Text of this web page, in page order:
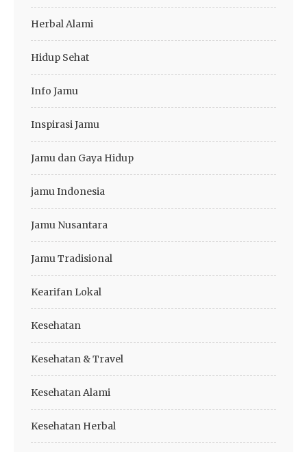
Herbal Alami
Hidup Sehat
Info Jamu
Inspirasi Jamu
Jamu dan Gaya Hidup
jamu Indonesia
Jamu Nusantara
Jamu Tradisional
Kearifan Lokal
Kesehatan
Kesehatan & Travel
Kesehatan Alami
Kesehatan Herbal